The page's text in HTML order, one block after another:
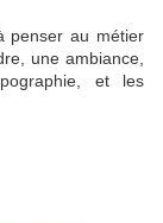
penser au métier
une ambiance,
et les